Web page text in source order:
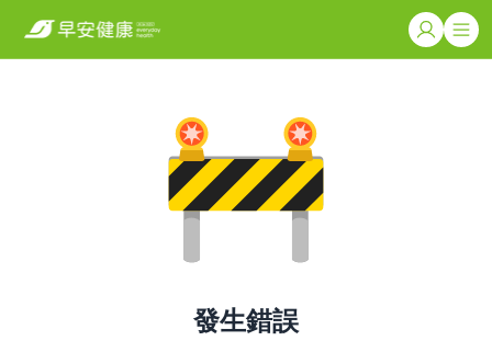
發生錯誤